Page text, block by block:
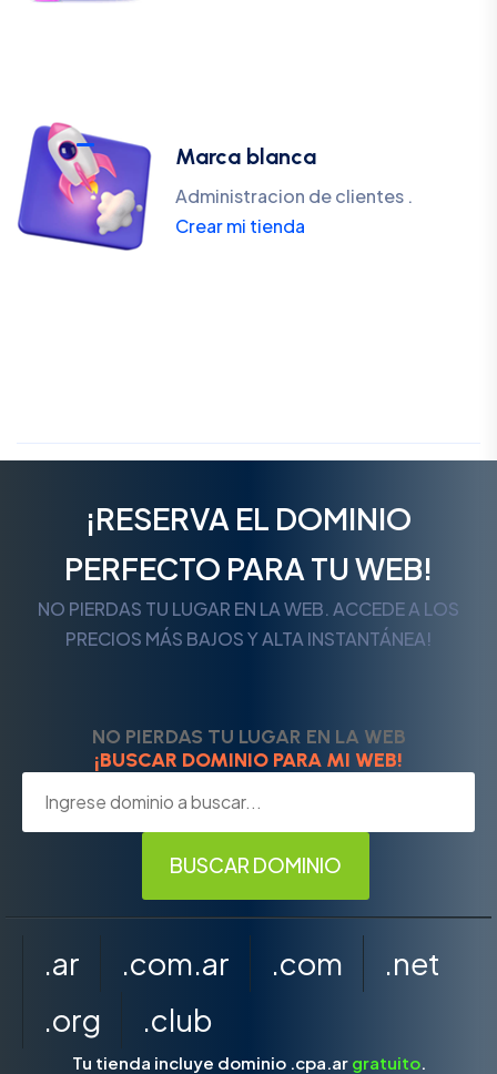
Marca blanca
Administracion de clientes .
Crear mi tienda
¡RESERVA EL DOMINIO
PERFECTO PARA TU WEB!
NO PIERDAS TU LUGAR EN LA WEB. ACCEDE A LOS
PRECIOS MÁS BAJOS Y ALTA INSTANTÁNEA!
NO PIERDAS TU LUGAR EN LA WEB
¡BUSCAR DOMINIO PARA MI WEB!
.ar .com.ar .com
.net
.org
.club
Tu tienda incluye dominio .cpa.ar gratuito.